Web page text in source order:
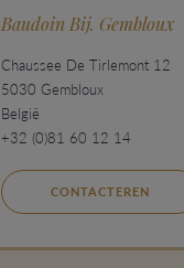
Baudoin Bij. Gembloux
Chaussee De Tirlemont 12
5030 Gembloux
België
+32 (0)81 60 12 14
CONTACTEREN